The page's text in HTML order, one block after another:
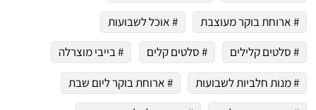
# ארוחת בוקר מעוצבת
# אוכל לשבועות
# סלטים קלילים
# סלטים קלים
# בייבי מוצרלה
# מנות חלביות לשבועות
# ארוחת בוקר ליום שבת